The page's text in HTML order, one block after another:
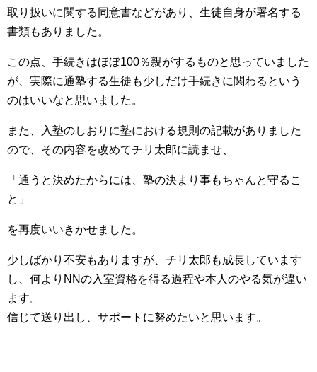
取り扱いに関する同意書などがあり、生徒自身が署名する
書類もありました。
この点、手続きはほぼ100％親がするものと思っていました
が、実際に通塾する生徒も少しだけ手続きに関わるという
のはいいなと思いました。
また、入塾のしおりに塾における規則の記載がありました
ので、その内容を改めてチリ太郎に読ませ、
「通うと決めたからには、塾の決まり事もちゃんと守るこ
と」
を再度いいきかせました。
少しばかり不安もありますが、チリ太郎も成長しています
し、何よりNNの入室資格を得る過程や本人のやる気が違い
ます。
信じて送り出し、サポートに努めたいと思います。